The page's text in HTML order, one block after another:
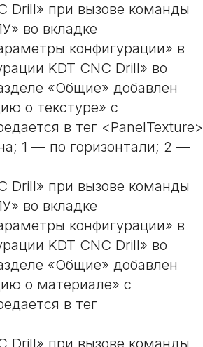
Drill» при вызове команды
во вкладке
конфигурации» в
KDT CNC Drill» во
«Общие» добавлен
о текстуре» с
в тег <PanelTexture>
1 — по горизонтали; 2 —
Drill» при вызове команды
во вкладке
конфигурации» в
KDT CNC Drill» во
«Общие» добавлен
о материале» с
в тег
Drill» при вызове команды